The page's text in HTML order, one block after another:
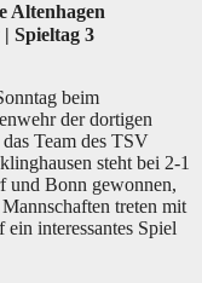
Altenhagen
Spieltag 3
beim
der dortigen
Team des TSV
steht bei 2-1
und Bonn gewonnen,
treten mit
interessantes Spiel